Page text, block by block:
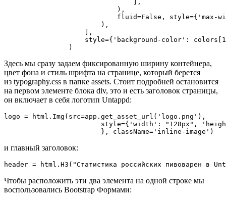
                                ],
                            ),
fluid=False, style={'max-
                        ),
                    ],
style={'background-color':
                )
Здесь мы сразу задаем фиксированную ширину контейнера,
цвет фона и стиль шрифта на странице, который берется
из typography.css в папке assets. Стоит подробней остановится
на первом элементе блока div, это и есть заголовок страницы,
он включает в себя логотип Untappd:
logo = html.Img(src=app.get_asset_url('logo.png'),
style={'width': "128px",
                        }, className='inline-image')
и главный заголовок:
header = html.H3("Статистика российских пивоварен
Чтобы расположить эти два элемента на одной строке мы
воспользовались Bootstrap Формами: